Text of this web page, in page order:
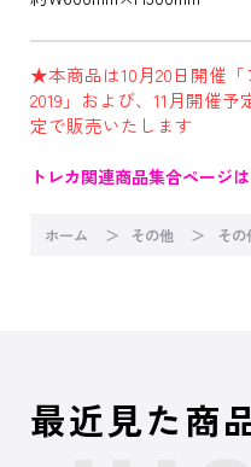
★本商品は10月20日開催
2019」および、11月開催
定で販売いたします
トレカ関連商品集合ページは
ホーム その他 その
最近見た商